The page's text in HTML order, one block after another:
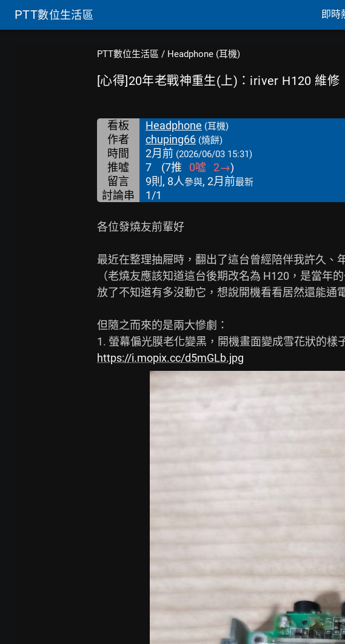
PTT數位生活區 即時
PTT數位生活區 / Headphone (耳機)
[心得]20年老戰神重生(上)：iriver H120 維修
看板 Headphone (耳機)
作者 chuping66 (燒餅)
時間 2月前 (2026/06/03 15:31)
推噓 7 (7推 0噓 2→)
留言
9則, 8人參與, 2月前最新
討論串 1/1
各位發燒友前輩好
最近在整理抽屜時，翻出了這台曾經陪伴我許久、
（老燒友應該知道這台後期改名為 H120，是當年
放了不知道有多沒動它，想說開機看看居然還能通
但隨之而來的是兩大慘劇：
https://i.mopix.cc/d5mGLb.jpg